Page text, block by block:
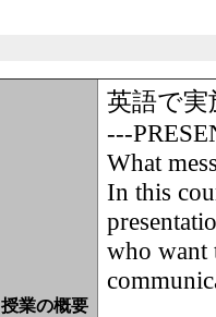
授業の概要
英語で実
---
What
In this
who want